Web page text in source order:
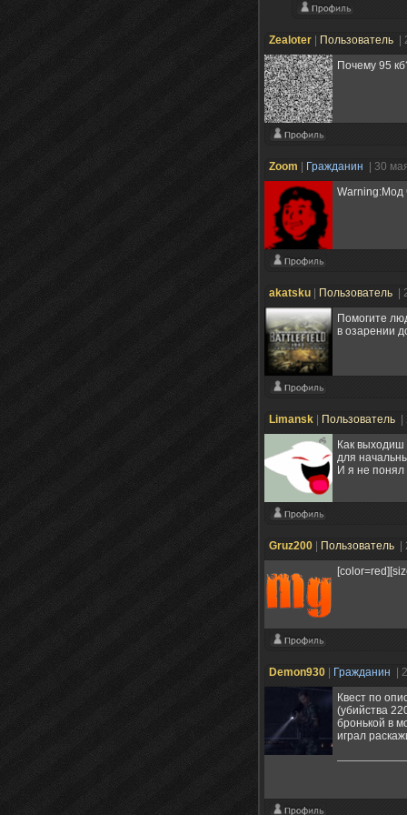
Zealoter Пользователь
Почему 95
Zoom Гражданин
| 30
Warning:Мод
akatsku Пользователь
|
Помогите
в озарении
Limansk Пользователь
Как выходиш
для
И я не понял
Gruz200 Пользователь
Demon930 Гражданин
|
Квест по
(убийства
бронькой в
играл